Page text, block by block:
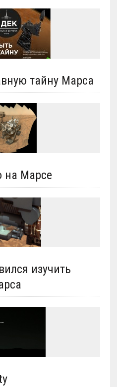
тайну Марса
на Марсе
изучить